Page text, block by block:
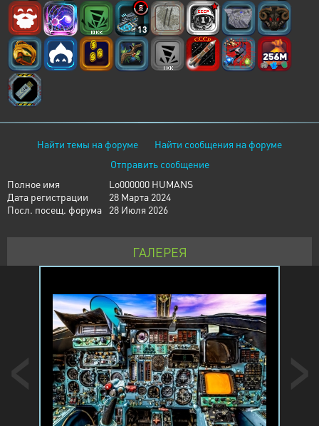
13
Найти темы на форуме
Найти сообщения на форуме
Отправить сообщение
Полное имя
Lo000000 HUMANS
Дата регистрации
28 Марта 2024
Посл. посещ. форума
28 Июля 2026
ГАЛЕРЕЯ